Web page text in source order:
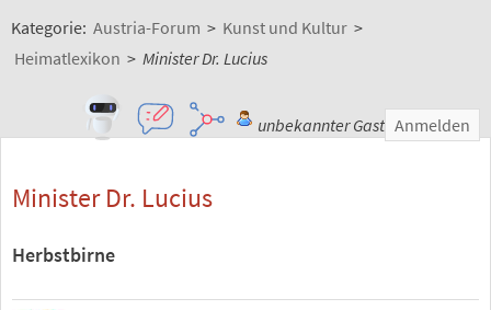
Kategorie: Austria-Forum > Kunst und Kultur >
Heimatlexikon > Minister Dr. Lucius
unbekannter Gast Anmelden
Minister Dr. Lucius
Herbstbirne